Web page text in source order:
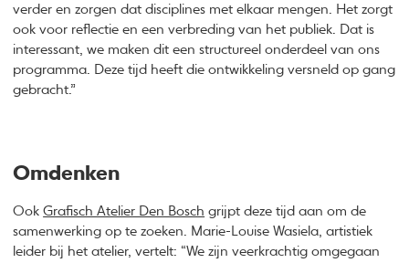
verder en zorgen dat disciplines met elkaar mengen. Het zorgt
ook voor reflectie en een verbreding van het publiek. Dat is
interessant, we maken dit een structureel onderdeel van ons
programma. Deze tijd heeft die ontwikkeling versneld op gang
gebracht.”
Omdenken
OokGrafisch Atelier Den Bosch grijpt deze tijd aan om de
samenwerking op te zoeken. Marie-Louise Wasiela, artistiek
leider bij het atelier, vertelt: “We zijn veerkrachtig omgegaan